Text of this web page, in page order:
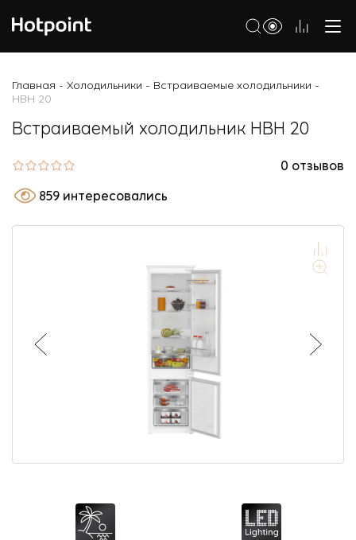
Морозильные камеры
Стиральные и сушильные машины
Посудомоечные машины
Варочные панели
Духовые шкафы
Малая бытовая техника
Главная - Холодильники - Встраиваемые холодильники -
HBH 20
Встраиваемый холодильник HBH 20
0 отзывов
859 интересовались